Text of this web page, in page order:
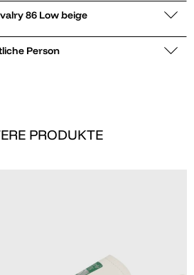
zu Sneaker low Rivalry 86 Low beige
Person
PRODUKTE